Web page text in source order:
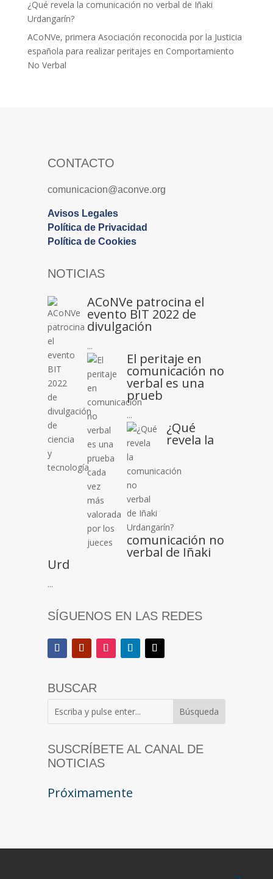
¿Qué revela la comunicación no verbal de Iñaki
Urdangarín?
ACoNVe, primera Asociación reconocida por la Justicia
española para realizar peritajes en Comportamiento
No Verbal
CONTACTO
comunicacion@aconve.org
Avisos Legales
Política de Privacidad
Política de Cookies
NOTICIAS
ACoNVe patrocina el
evento BIT 2022 de
divulgación
...
El peritaje en
comunicación no
verbal es una
prueb
...
¿Qué
revela la
comunicación no
verbal de Iñaki
Urd
...
SÍGUENOS EN LAS REDES
BUSCAR
SUSCRÍBETE AL CANAL DE
NOTICIAS
Próximamente